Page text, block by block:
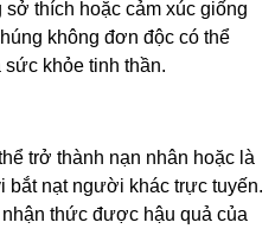
thích hoặc cảm xúc giống
không đơn độc có thể
khỏe tinh thần.
trở thành nạn nhân hoặc là
bắt nạt người khác trực tuyến.
nhận thức được hậu quả của